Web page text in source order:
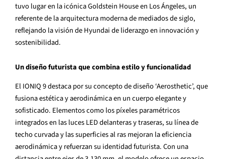
tuvo lugar en la icónica Goldstein House en LosÁngeles, un
referente de la arquitectura moderna de mediados de siglo,
reflejando la visión de Hyundai de liderazgo en innovación y
sostenibilidad.
Un diseño futurista que combina estilo y funcionalidad
El IONIQ 9 destaca por su concepto de diseño ‘Aerosthetic’, que
fusiona estética y aerodinámica en un cuerpo elegante y
sofisticado. Elementos como los píxeles paramétricos
integrados en las luces LED delanteras y traseras, su línea de
techo curvada y las superficies al ras mejoran la eficiencia
aerodinámica y refuerzan su identidad futurista. Con una